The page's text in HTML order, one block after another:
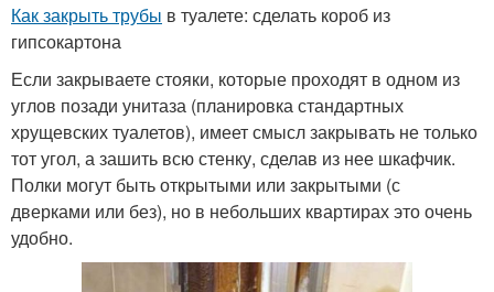
Как закрыть трубы в туалете: сделать короб из
гипсокартона
Если закрываете стояки, которые проходят в одном из
углов позади унитаза (планировка стандартных
хрущевских туалетов), имеет смысл закрывать не только
тот угол, а зашить всю стенку, сделав из нее шкафчик.
Полки могут быть открытыми или закрытыми (с
дверками или без), но в небольших квартирах это очень
удобно.